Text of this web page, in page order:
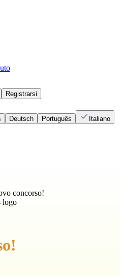
Registrarsi
Deutsch Português
Italiano